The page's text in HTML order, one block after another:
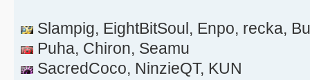
Slampig, EightBitSoul, Enpo, recka,
Puha, Chiron, Seamu
SacredCoco, NinzieQT, KUN